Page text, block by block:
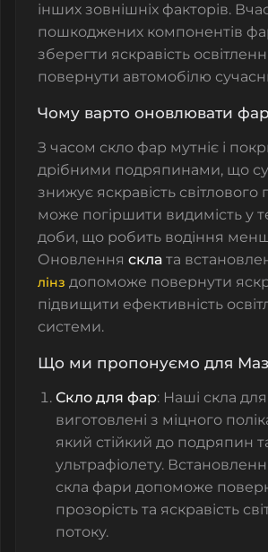
інших зовнішніх факторів.
пошкоджених компонентів
зберегти яскравість
повернути автомобілю
Чому варто оновлювати
З часом скло фар мутніє і
дрібними подряпинами, що
знижує яскравість світлового
може погіршити видимість у
доби, що робить водіння
Оновлення скла та
лінз допоможе повернути
підвищити ефективність
системи.
Що ми пропонуємо для
Скло для фар: Наші скла
виготовлені з міцного
який стійкий до подряпин
ультрафіолету.
скла фари допоможе
прозорість та яскравість
потоку.